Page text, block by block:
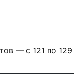
— с 121 по 129